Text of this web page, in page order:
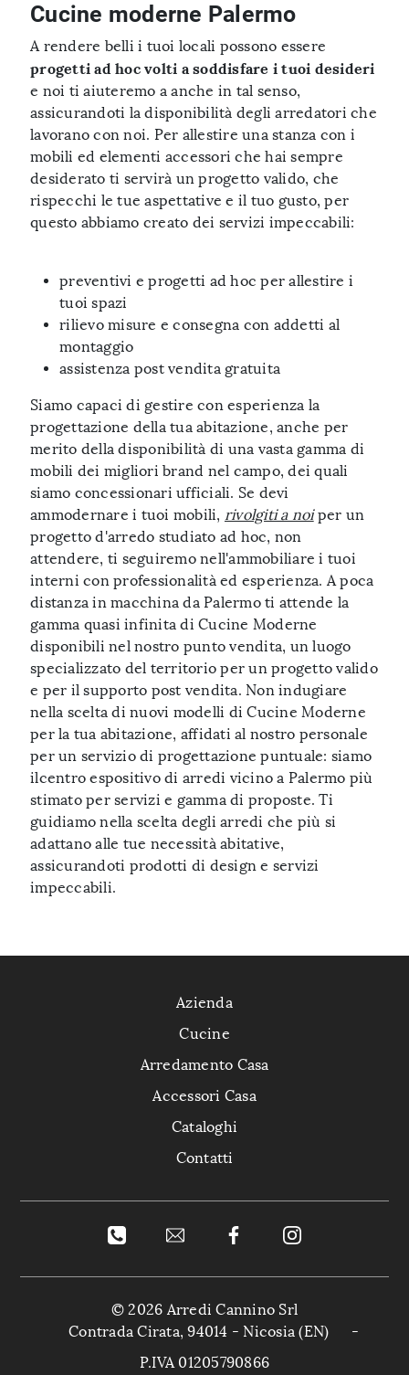
Cucine moderne Palermo
A rendere belli i tuoi locali possono essere
progetti ad hoc volti a soddisfare i tuoi desideri
e noi ti aiuteremo a anche in tal senso,
assicurandoti la disponibilità degli arredatori che
lavorano con noi. Per allestire una stanza con i
mobili ed elementi accessori che hai sempre
desiderato ti servirà un progetto valido, che
rispecchi le tue aspettative e il tuo gusto, per
questo abbiamo creato dei servizi impeccabili:
preventivi e progetti ad hoc per allestire i
tuoi spazi
rilievo misure e consegna con addetti al
montaggio
assistenza post vendita gratuita
Siamo capaci di gestire con esperienza la
progettazione della tua abitazione, anche per
merito della disponibilità di una vasta gamma di
mobili dei migliori brand nel campo, dei quali
siamo concessionari ufficiali. Se devi
ammodernare i tuoi mobili, rivolgiti a noiper un
progetto d'arredo studiato ad hoc, non
attendere, ti seguiremo nell'ammobiliare i tuoi
interni con professionalità ed esperienza. A poca
distanza in macchina da Palermo ti attende la
gamma quasi infinita di Cucine Moderne
disponibili nel nostro punto vendita, un luogo
specializzato del territorio per un progetto valido
e per il supporto post vendita. Non indugiare
nella scelta di nuovi modelli di Cucine Moderne
per la tua abitazione, affidati al nostro personale
per un servizio di progettazione puntuale: siamo
ilcentro espositivo di arredi vicino a Palermo più
stimato per servizi e gamma di proposte. Ti
guidiamo nella scelta degli arredi che più si
adattano alle tue necessità abitative,
assicurandoti prodotti di design e servizi
impeccabili.
Azienda
Cucine
Arredamento Casa
Accessori Casa
Cataloghi
Contatti
© 2026 Arredi Cannino Srl
Contrada Cirata, 94014 - Nicosia (EN)
-
P.IVA 01205790866